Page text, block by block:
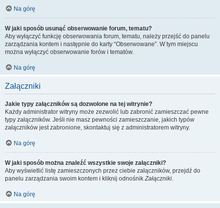
Na górę
W jaki sposób usunąć obserwowanie forum, tematu?
Aby wyłączyć funkcję obserwowania forum, tematu, należy przejść do panelu
zarządzania kontem i następnie do karty “Obserwowane”. W tym miejscu
można wyłączyć obserwowanie forów i tematów.
Na górę
Załączniki
Jakie typy załączników są dozwolone na tej witrynie?
Każdy administrator witryny może zezwolić lub zabronić zamieszczać pewne
typy załączników. Jeśli nie masz pewności zamieszczanie, jakich typów
załączników jest zabronione, skontaktuj się z administratorem witryny.
Na górę
W jaki sposób można znaleźć wszystkie swoje załączniki?
Aby wyświetlić listę zamieszczonych przez ciebie załączników, przejdź do
panelu zarządzania swoim kontem i kliknij odnośnikZałączniki.
Na górę